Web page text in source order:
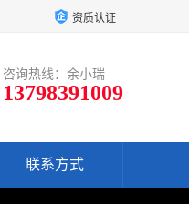
资质认证
咨询热线：余小瑞
13798391009
联系方式